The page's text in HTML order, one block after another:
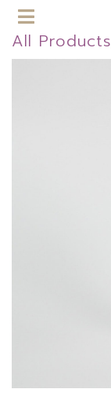
All Products